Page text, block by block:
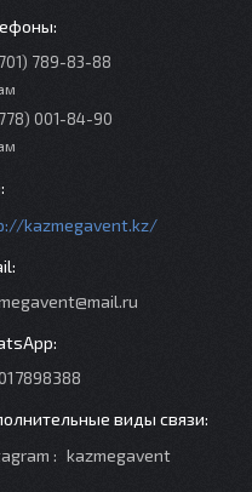
789-83-88
001-84-90
kazmegavent.kz/
kazmegavent